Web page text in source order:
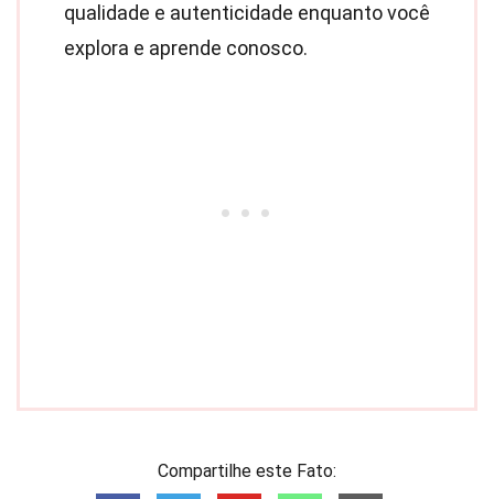
qualidade e autenticidade enquanto você
explora e aprende conosco.
Compartilhe este Fato: